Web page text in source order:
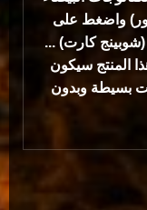
واضغط على
(شوبينج كارت) ...
المنتج سيكون
بسيطة وبدون